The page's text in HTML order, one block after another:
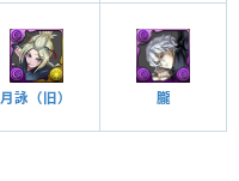
月詠（旧） 朧